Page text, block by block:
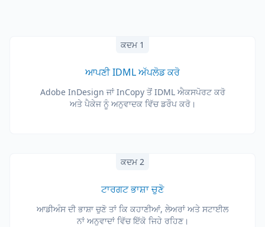
ਕਦਮ 1
ਆਪਣੀ IDML ਅੱਪਲੋਡ ਕਰੋ
Adobe InDesign ਜਾਂ InCopy ਤੋਂ IDML ਐਕਸਪੋਰਟ ਕਰੋ
ਅਤੇ ਪੈਕੇਜ ਨੂੰ ਅਨੁਵਾਦਕ ਵਿੱਚ ਡਰੌਪ ਕਰੋ।
ਕਦਮ 2
ਟਾਰਗਟ ਭਾਸ਼ਾ ਚੁਣੋ
ਆਡੀਅੰਸ ਦੀ ਭਾਸ਼ਾ ਚੁਣੋ ਤਾਂ ਕਿ ਕਹਾਣੀਆਂ, ਲੇਅਰਾਂ ਅਤੇ ਸਟਾਈਲ
ਨਾਂ ਅਨੁਵਾਦਾਂ ਵਿੱਚ ਇੱਕੋ ਜਿਹੇ ਰਹਿਣ।